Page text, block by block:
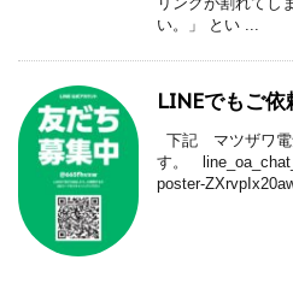
い。」 とい ...
LINEでもご依
下記 マツザワ電
す。
poster-